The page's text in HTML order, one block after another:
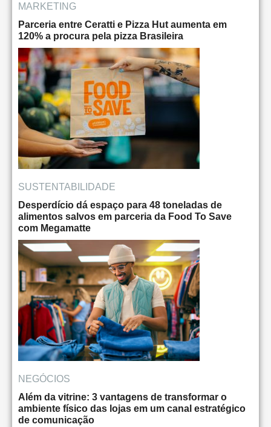
MARKETING
Parceria entre Ceratti e Pizza Hut aumenta em
120% a procura pela pizza Brasileira
SUSTENTABILIDADE
Desperdício dá espaço para 48 toneladas de
alimentos salvos em parceria da Food To Save
com Megamatte
NEGÓCIOS
Além da vitrine: 3 vantagens de transformar o
ambiente físico das lojas em um canal estratégico
de comunicação